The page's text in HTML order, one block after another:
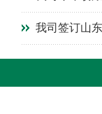
我司签订山